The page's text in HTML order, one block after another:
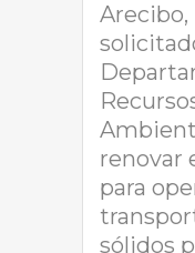
Arecibo,
renovar
para
sólidos